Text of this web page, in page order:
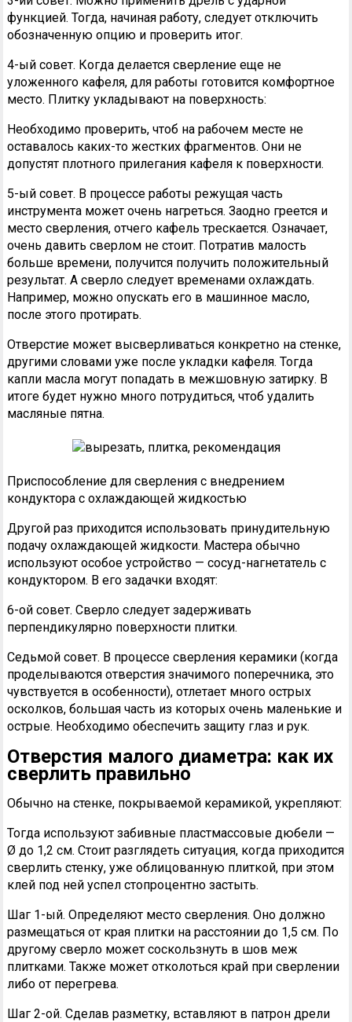
функцией. Тогда, начиная работу, следует отключить
обозначенную опцию и проверить итог.
4-ый совет. Когда делается сверление еще не
уложенного кафеля, для работы готовится комфортное
место. Плитку укладывают на поверхность:
Необходимо проверить, чтоб на рабочем месте не
оставалось каких-то жестких фрагментов. Они не
допустят плотного прилегания кафеля к поверхности.
5-ый совет. В процессе работы режущая часть
инструмента может очень нагреться. Заодно греется и
место сверления, отчего кафель трескается. Означает,
очень давить сверлом не стоит. Потратив малость
больше времени, получится получить положительный
результат. А сверло следует временами охлаждать.
Например, можно опускать его в машинное масло,
после этого протирать.
Отверстие может высверливаться конкретно на стенке,
другими словами уже после укладки кафеля. Тогда
капли масла могут попадать в межшовную затирку. В
итоге будет нужно много потрудиться, чтоб удалить
масляные пятна.
Приспособление для сверления с внедрением
кондуктора с охлаждающей жидкостью
Другой раз приходится использовать принудительную
подачу охлаждающей жидкости. Мастера обычно
используют особое устройство — сосуд-нагнетатель с
кондуктором. В его задачки входят:
6-ой совет. Сверло следует задерживать
перпендикулярно поверхности плитки.
Седьмой совет. В процессе сверления керамики (когда
проделываются отверстия значимого поперечника, это
чувствуется в особенности), отлетает много острых
осколков, большая часть из которых очень маленькие и
острые. Необходимо обеспечить защиту глаз и рук.
Отверстия малого диаметра: как их
сверлить правильно
Обычно на стенке, покрываемой керамикой, укрепляют:
Тогда используют забивные пластмассовые дюбели —
Ø до 1,2 см. Стоит разглядеть ситуация, когда приходится
сверлить стенку, уже облицованную плиткой, при этом
клей под ней успел стопроцентно застыть.
Шаг 1-ый. Определяют место сверления. Оно должно
размещаться от края плитки на расстоянии до 1,5 см. По
другому сверло может соскользнуть в шов меж
плитками. Также может отколоться край при сверлении
либо от перегрева.
Шаг 2-ой. Сделав разметку, вставляют в патрон дрели